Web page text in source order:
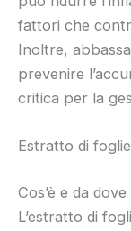
fattori che
Inoltre,
prevenire
critica per la
Estratto di
Cos’è e da
L’estratto di